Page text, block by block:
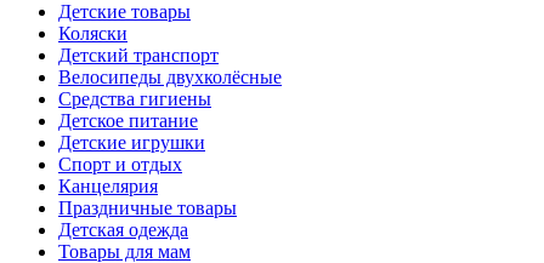
Детские товары
Коляски
Детский транспорт
Велосипеды двухколёсные
Средства гигиены
Детское питание
Детские игрушки
Спорт и отдых
Канцелярия
Праздничные товары
Детская одежда
Товары для мам